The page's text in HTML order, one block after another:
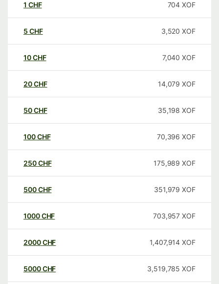
1 CHF 704 XOF
5 CHF 3,520 XOF
10CHF 7,040 XOF
20CHF 14,079 XOF
50CHF 35,198 XOF
100CHF 70,396 XOF
250CHF 175,989 XOF
500CHF 351,979 XOF
1000CHF 703,957 XOF
2000CHF 1,407,914 XOF
5000CHF 3,519,785 XOF